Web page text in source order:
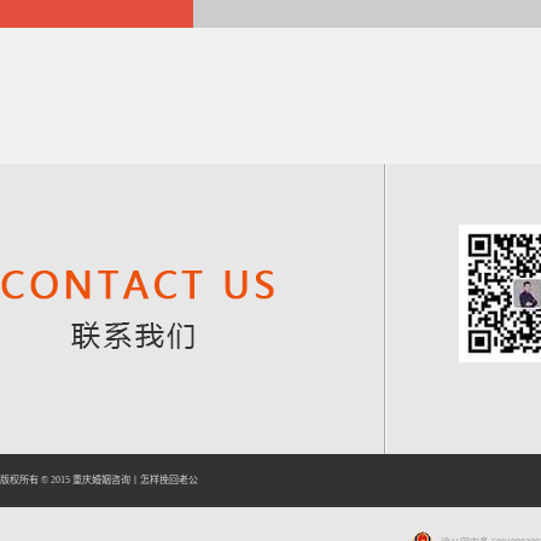
版权所有 © 2015 重庆婚姻咨询 怎样挽回老公